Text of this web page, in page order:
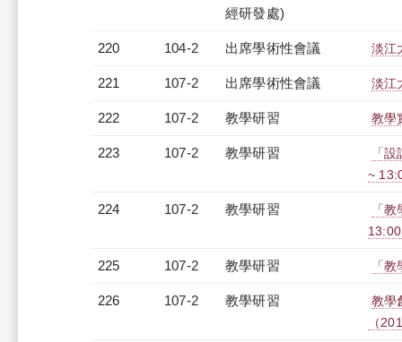
經研發處)
220 104-2 出席學術性會議 淡江
221 107-2 出席學術性會議 淡江
222 107-2 教學研習 教學
223 107-2 教學研習
「
~
224 107-2 教學研習
「
225 107-2 教學研習 「
226 107-2 教學研習
教學
（